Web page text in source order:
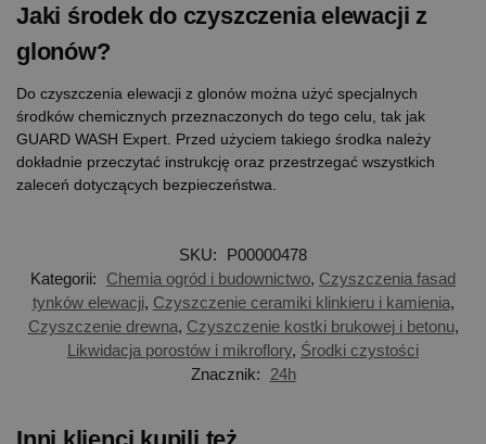
Jaki środek do czyszczenia elewacji z
glonów?
Do czyszczenia elewacji z glonów można użyć specjalnych
środków chemicznych przeznaczonych do tego celu, tak jak
GUARD WASH Expert. Przed użyciem takiego środka należy
dokładnie przeczytać instrukcję oraz przestrzegać wszystkich
zaleceń dotyczących bezpieczeństwa.
SKU:
P00000478
Kategorii:
Chemia ogród i budownictwo, Czyszczenia fasad
tynków elewacji, Czyszczenie ceramiki klinkieru i kamienia,
Czyszczenie drewna, Czyszczenie kostki brukowej i betonu,
Likwidacja porostów i mikroflory, Środki czystości
Znacznik:
24h